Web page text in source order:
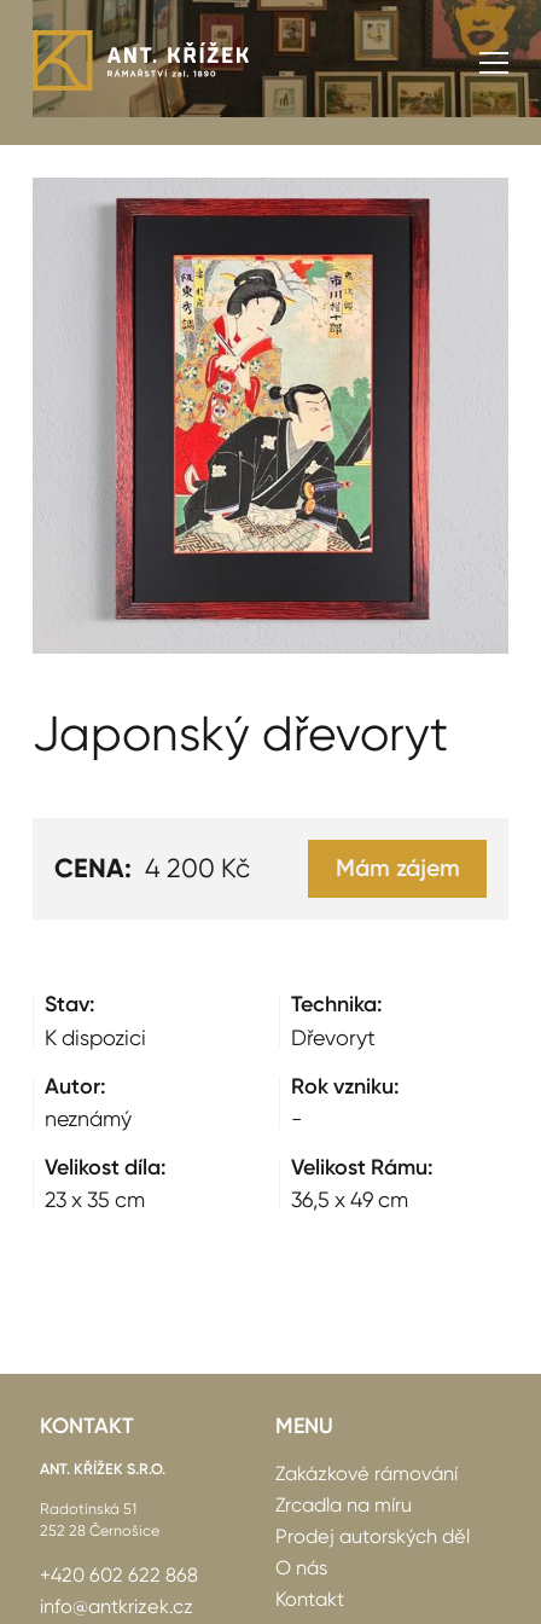
Japonský dřevoryt
CENA: 4 200 Kč Mám zájem
Stav:
K dispozici
Technika:
Dřevoryt
Autor:
neznámý
Rok vzniku:
-
Velikost díla:
23 x 35 cm
Velikost Rámu:
36,5 x 49 cm
KONTAKT
ANT. KŘÍŽEK S.R.O.
Radotínská 51
252 28 Černošice
+420 602 622 868
info@antkrizek.cz
MENU
Zakázkové rámování
Zrcadla na míru
Prodej autorských děl
O nás
Kontakt